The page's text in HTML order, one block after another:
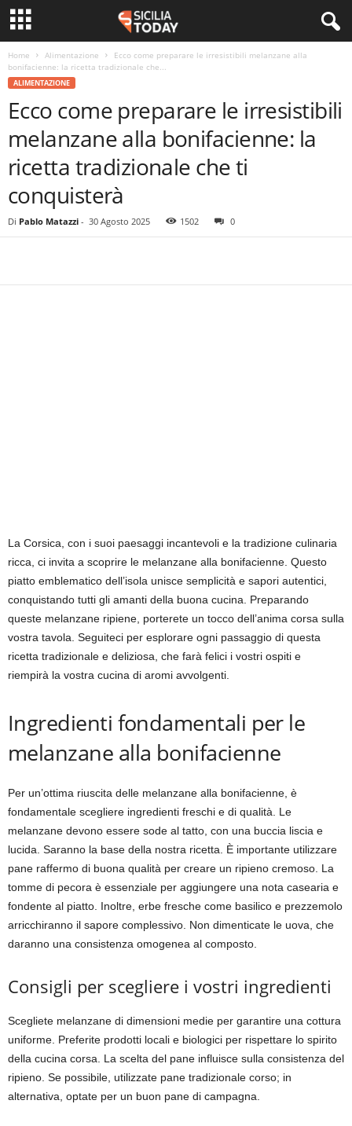
Home Alimentazione
Ecco come preparare le irresistibili melanzane alla
bonifacienne: la ricetta tradizionale che...
ALIMENTAZIONE
Ecco come preparare le irresistibili
melanzane alla bonifacienne: la
ricetta tradizionale che ti
conquisterà
Di Pablo Matazzi - 30 Agosto 2025 1502 0
La Corsica, con i suoi paesaggi incantevoli e la tradizione culinaria
ricca, ci invita a scoprire le melanzane alla bonifacienne. Questo
piatto emblematico dell’isola unisce semplicità e sapori autentici,
conquistando tutti gli amanti della buona cucina. Preparando
queste melanzane ripiene, porterete un tocco dell’anima corsa sulla
vostra tavola. Seguiteci per esplorare ogni passaggio di questa
ricetta tradizionale e deliziosa, che farà felici i vostri ospiti e
riempirà la vostra cucina di aromi avvolgenti.
Ingredienti fondamentali per le
melanzane alla bonifacienne
Per un’ottima riuscita delle melanzane alla bonifacienne, è
fondamentale scegliere ingredienti freschi e di qualità. Le
melanzane devono essere sode al tatto, con una buccia liscia e
lucida. Saranno la base della nostra ricetta. È importante utilizzare
pane raffermo di buona qualità per creare un ripieno cremoso. La
tomme di pecora è essenziale per aggiungere una nota casearia e
fondente al piatto. Inoltre, erbe fresche come basilico e prezzemolo
arricchiranno il sapore complessivo. Non dimenticate le uova, che
daranno una consistenza omogenea al composto.
Consigli per scegliere i vostri ingredienti
Scegliete melanzane di dimensioni medie per garantire una cottura
uniforme. Preferite prodotti locali e biologici per rispettare lo spirito
della cucina corsa. La scelta del pane influisce sulla consistenza del
ripieno. Se possibile, utilizzate pane tradizionale corso; in
alternativa, optate per un buon pane di campagna.